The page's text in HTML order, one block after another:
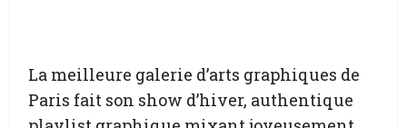
La meilleure galerie d’arts graphiques de
Paris fait son show d’hiver, authentique